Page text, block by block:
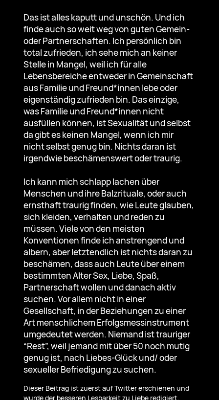
Das ist alles kaputt und unschön. Und ich
finde auch so weit weg von guten Gemein-
oder Partnerschaften. Ich persönlich bin
total zufrieden, ich sehe mich an keiner
Stelle in Mangel, weil ich für alle
Lebensbereiche entweder in Gemeinschaft
aus Familie und Freund*innen lebe oder
eigenständig zufrieden bin. Das einzige,
was Familie und Freund*innen nicht
ausfüllen können, ist Sexualität und selbst
da gibt es keinen Mangel, wenn ich mir
nicht selbst genug bin. Nichts daran ist
irgendwie beschämenswert oder traurig.
Ich kann mich schlapp lachen über
Menschen und ihre Balzrituale, oder auch
ernsthaft traurig finden, wie Leute glauben,
sich kleiden, verhalten und reden zu
müssen. Viele von den meisten
Konventionen finde ich anstrengend und
albern, aber letztendlich ist nichts daran zu
beschämen, dass auch Leute über einem
bestimmten Alter Sex, Liebe, Spaß,
Partnerschaft wollen und danach aktiv
suchen. Vor allem nicht in einer
Gesellschaft, in der Beziehungen zu einer
Art menschlichem Erfolgsmessinstrument
umgedeutet werden. Niemand ist trauriger
“Rest”, weil jemand mit über 50 noch mutig
genug ist, nach Liebes-Glück und/ oder
sexueller Befriedigung zu suchen.
Dieser Beitrag ist zuerst auf Twitter erschienen und
wurde der besseren Lesbarkeit zu Liebe redigiert.